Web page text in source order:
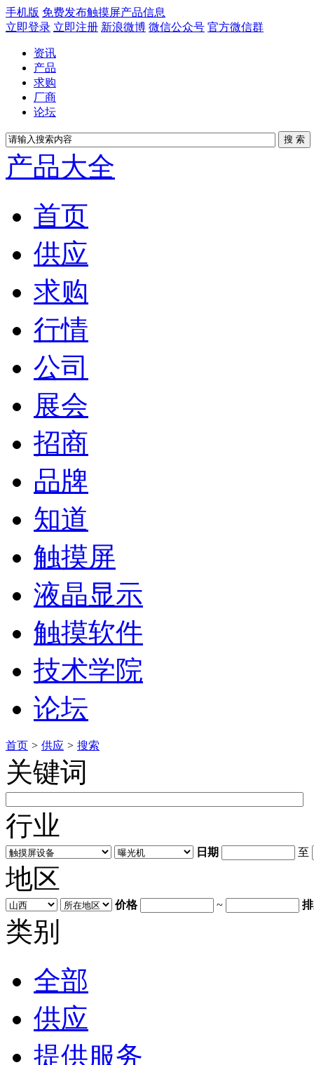
手机版 免费发布触摸屏产品信息
立即登录 立即注册 新浪微博 微信公众号 官方微信群
资讯
产品
求购
厂商
论坛
产品大全
首页
供应
求购
行情
公司
展会
招商
品牌
知道
触摸屏
液晶显示
触摸软件
技术学院
论坛
首页 > 供应 > 搜索
关键词
行业
日期 至
地区
价格 ~
类别
全部
供应
提供服务